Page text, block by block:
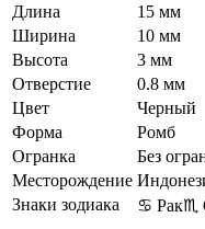
Длина
15 мм
Ширина
10 мм
Высота
3 мм
Отверстие
0.8 мм
Цвет
Черный
Форма
Ромб
Огранка
Без
Месторождение
Знаки зодиака
♋ Рак♏